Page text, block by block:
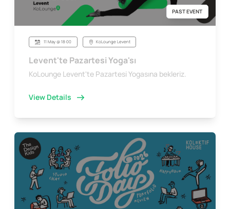
PAST EVENT
11 May @ 18:00 KoLounge Levent
Levent'te Pazartesi Yoga'sı
KoLounge Levent'te Pazartesi Yogasına bekleriz.
View Details